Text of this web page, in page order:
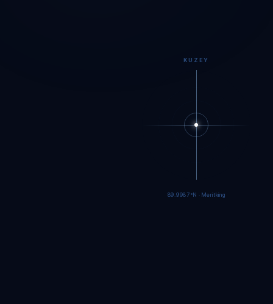
KUZEY
89.9984°N · Meritking